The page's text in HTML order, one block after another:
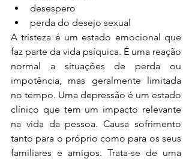
desespero
perda do desejo sexual
A tristeza é um estado emocional que
faz parte da vida psíquica. É uma reação
normal a situações de perda ou
impotência, mas geralmente limitada
no tempo. Uma depressão é um estado
clínico que tem um impacto relevante
na vida da pessoa. Causa sofrimento
tanto para o próprio como para os seus
familiares e amigos. Trata-se de uma